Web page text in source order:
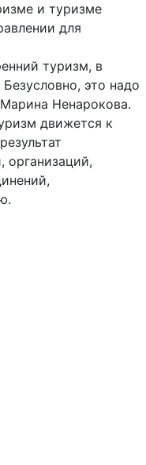
и туризме
для
туризм, в
это надо
Ненарокова.
движется к
организаций,